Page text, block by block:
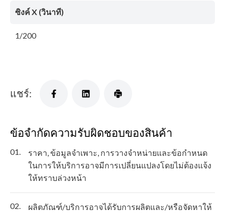
ซิงค์ X (วินาที)
1/200
แชร์:
ข้อจำกัดความรับผิดชอบของสินค้า
01.
ราคา, ข้อมูลจำเพาะ, การวางจำหน่ายและข้อกำหนด
ในการให้บริการอาจมีการเปลี่ยนแปลงโดยไม่ต้องแจ้ง
ให้ทราบล่วงหน้า
02.
ผลิตภัณฑ์/บริการอาจได้รับการผลิตและ/หรือจัดหาให้